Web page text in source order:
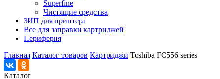
Superfine
Чистящие средства
ЗИП для принтера
Все для заправки картриджей
Периферия
Главная Каталог товаров Картриджи Toshiba FC556 series
Каталог